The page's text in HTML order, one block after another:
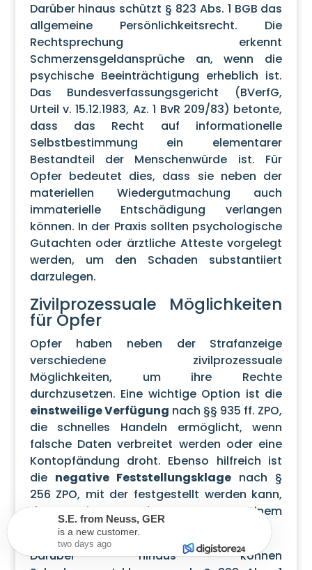
Darüber hinaus schützt § 823 Abs. 1 BGB das
allgemeine Persönlichkeitsrecht. Die
Rechtsprechung erkennt
Schmerzensgeldansprüche an, wenn die
psychische Beeinträchtigung erheblich ist.
Das Bundesverfassungsgericht (BVerfG,
Urteil v. 15.12.1983, Az. 1 BvR 209/83) betonte,
dass das Recht auf informationelle
Selbstbestimmung ein elementarer
Bestandteil der Menschenwürde ist. Für
Opfer bedeutet dies, dass sie neben der
materiellen Wiedergutmachung auch
immaterielle Entschädigung verlangen
können. In der Praxis sollten psychologische
Gutachten oder ärztliche Atteste vorgelegt
werden, um den Schaden substantiiert
darzulegen.
Zivilprozessuale Möglichkeiten
für Opfer
Opfer haben neben der Strafanzeige
verschiedene zivilprozessuale
Möglichkeiten, um ihre Rechte
durchzusetzen. Eine wichtige Option ist die
einstweilige Verfügung nach §§ 935 ff. ZPO,
die schnelles Handeln ermöglicht, wenn
falsche Daten verbreitet werden oder eine
Kontopfändung droht. Ebenso hilfreich ist
die negative Feststellungsklage nach §
256 ZPO, mit der festgestellt werden kann,
dass eine Forderung aus einem
betrügerischen Vertrag nicht besteht.
Darüber hinaus können
C.K. fromBerlin, GER
is a new customer.
two days ago